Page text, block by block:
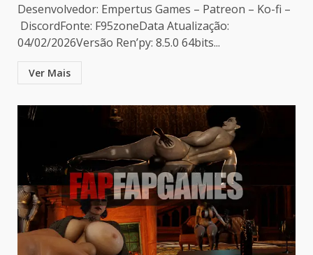
Desenvolvedor: Empertus Games – Patreon – Ko-fi –
DiscordFonte: F95zoneData Atualização:
04/02/2026Versão Ren’py: 8.5.0 64bits...
Ver Mais